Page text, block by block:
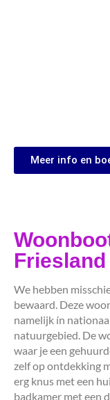
Meer info en
We hebben
bewaard. Deze
namelijk ín
natuurgebied. De
waar je een
zelf op ontdekking
erg knus met een
badkamer met een